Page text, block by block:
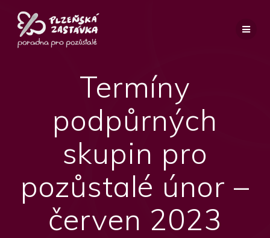
Termíny
podpůrných
skupin pro
pozůstalé únor –
červen 2023